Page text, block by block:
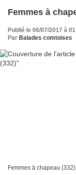
Femmes à
Publié le 06/07/2017 à
Par Balades comtoises
Femmes à chapeau